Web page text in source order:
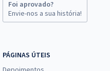
Foi aprovado?
Envie-nos a sua história!
PÁGINAS ÚTEIS